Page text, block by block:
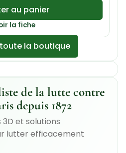
au panier
la fiche
la boutique
de la lutte contre
depuis 1872
et solutions
lutter efficacement